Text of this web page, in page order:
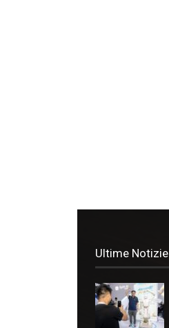
Ultime Notizie